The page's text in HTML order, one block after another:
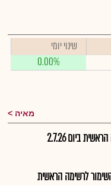
שינוי יומי
0.00%
מאיה
ביום 2.7.26
לרשימה הראשית